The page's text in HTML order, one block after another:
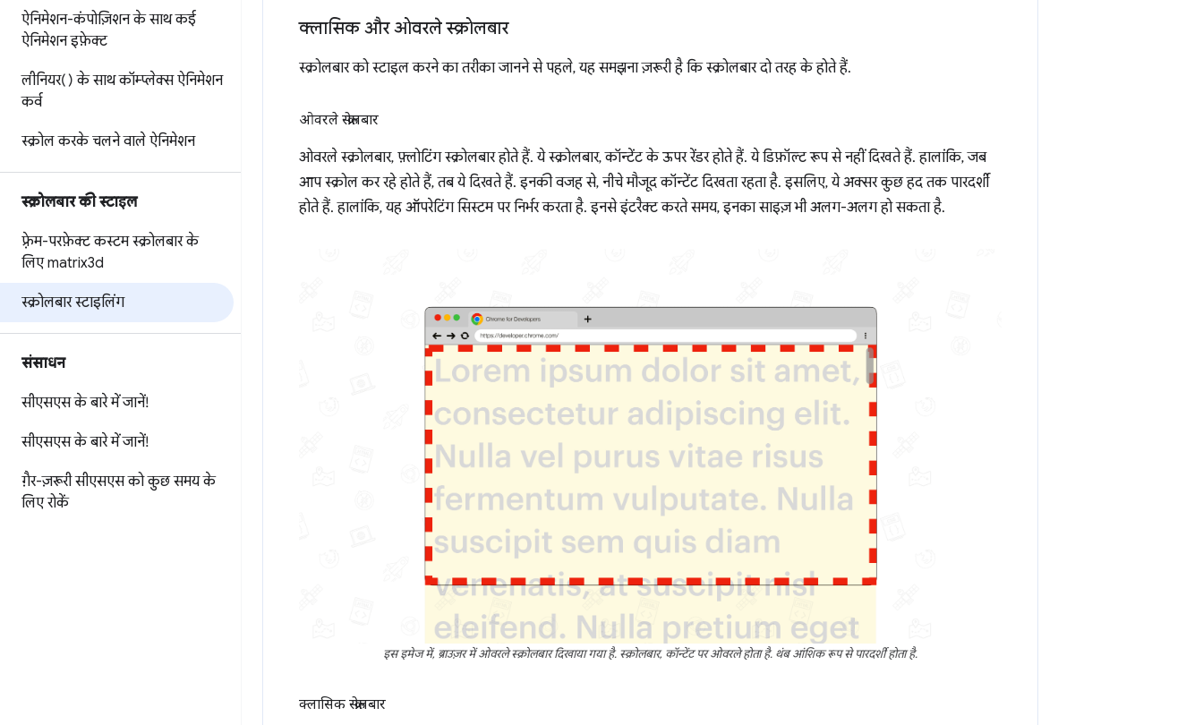
ऐनिमेशन-कंपोज़िशन के साथ कई
ऐनिमेशन इफ़ेक्ट
लीनियर() के साथ कॉम्प्लेक्स ऐनिमेशन
कर्व
स्क्रोल करके चलने वाले ऐनिमेशन
स्क्रोलबार की स्टाइल
फ़्रेम-परफ़ेक्ट कस्टम स्क्रोलबार के
लिए matrix3d
स्क्रोलबार स्टाइलिंग
संसाधन
सीएसएस के बारे में जानें!
सीएसएस के बारे में जानें!
गै़र-ज़रूरी सीएसएस को कुछ समय के
लिए रोकें
क्लासिक और ओवरले स्क्रोलबार
स्क्रोलबार को स्टाइल करने का तरीका जानने से पहले, यह समझना ज़रूरी है कि स्क्रोलबार दो तरह के होते हैं.
ओवरले स्क्रोलबार
ओवरले स्क्रोलबार, फ़्लोटिंग स्क्रोलबार होते हैं. ये स्क्रोलबार, कॉन्टेंट के ऊपर रेंडर होते हैं. ये डिफ़ॉल्ट रूप से नहीं दिखते हैं. हालांकि, जब
आप स्क्रोल कर रहे होते हैं, तब ये दिखते हैं. इनकी वजह से, नीचे मौजूद कॉन्टेंट दिखता रहता है. इसलिए, ये अक्सर कुछ हद तक पारदर्शी
होते हैं. हालांकि, यह ऑपरेटिंग सिस्टम पर निर्भर करता है. इनसे इंटरैक्ट करते समय, इनका साइज़ भी अलग-अलग हो सकता है.
इस इमेज में, ब्राउज़र में ओवरले स्क्रोलबार दिखाया गया है. स्क्रोलबार, कॉन्टेंट पर ओवरले होता है. थंब आंशिक रूप से पारदर्शी होता है.
क्लासिक स्क्रोलबार